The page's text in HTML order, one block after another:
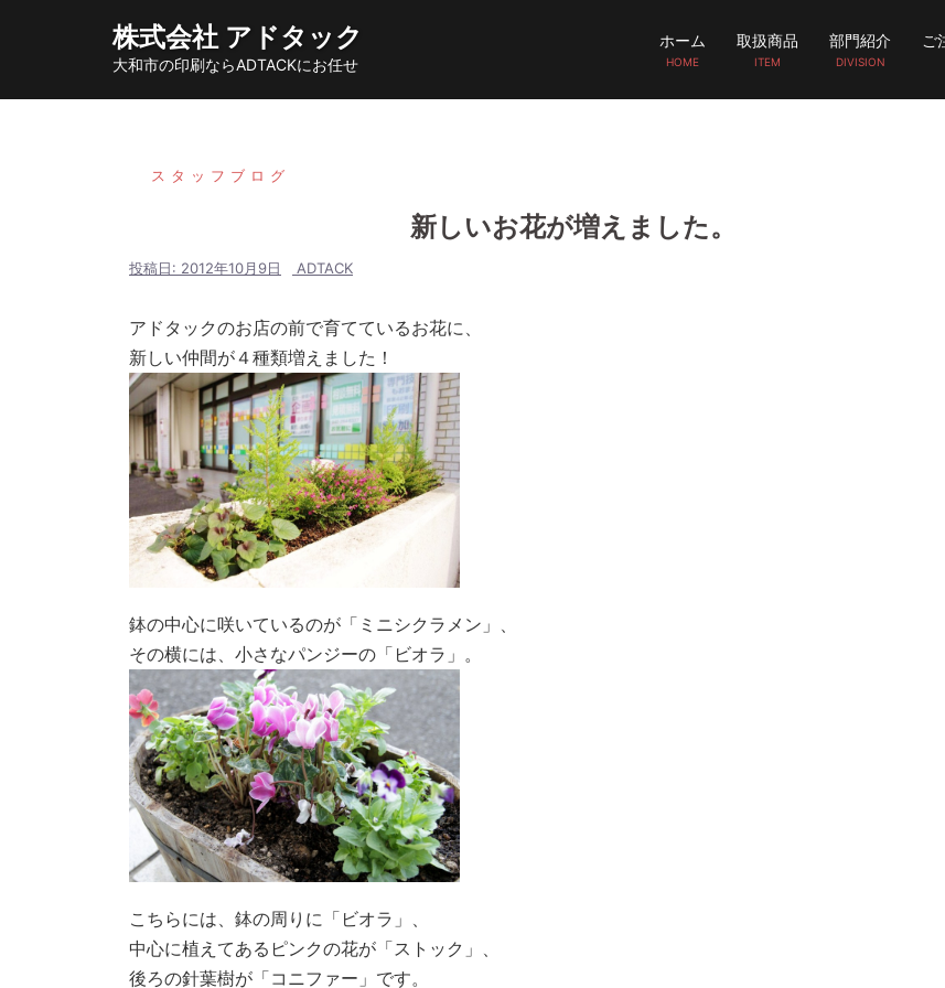
ン
株式会社 アドタック
大和市の印刷ならADTACKにお任せ
ホーム
HOME
取扱商品
ITEM
部門紹介
DIVISION
ご
スタッフブログ
新しいお花が増えました。
投稿日: 2012年10月9日 ADTACK
アドタックのお店の前で育てているお花に、
新しい仲間が４種類増えました！
鉢の中心に咲いているのが「ミニシクラメン」、
その横には、小さなパンジーの「ビオラ」。
こちらには、鉢の周りに「ビオラ」、
中心に植えてあるピンクの花が「ストック」、
後ろの針葉樹が「コニファー」です。